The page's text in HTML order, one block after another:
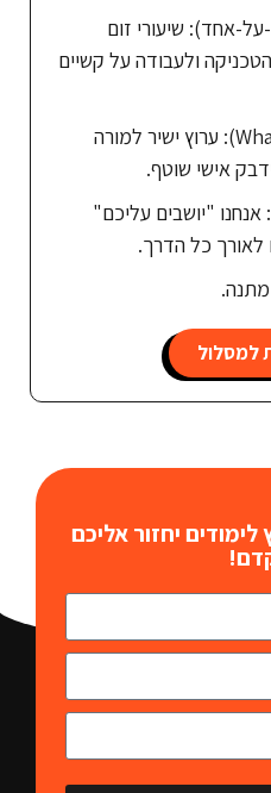
על-אחד): שיעורי זום
הטכניקה ולעבודה על קשיים
ליווי אישי צמוד (WhatsApp): ערוץ ישיר למורה
אישי שוטף.
"יושבים עליכם"
לאורך כל הדרך.
למסלול
יחזור אליכם